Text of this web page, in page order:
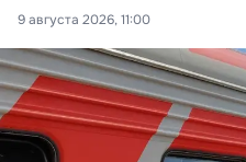
9 августа 2026, 11:00